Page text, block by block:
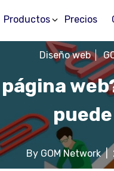
Productos Precios
Diseño web
By GOM Network |